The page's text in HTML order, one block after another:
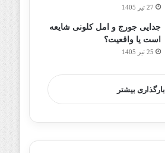
27 تیر 1405
جدایی جورج و امل کلونی شایعه
است یا واقعیت؟
25 تیر 1405
بارگذاری بیشتر